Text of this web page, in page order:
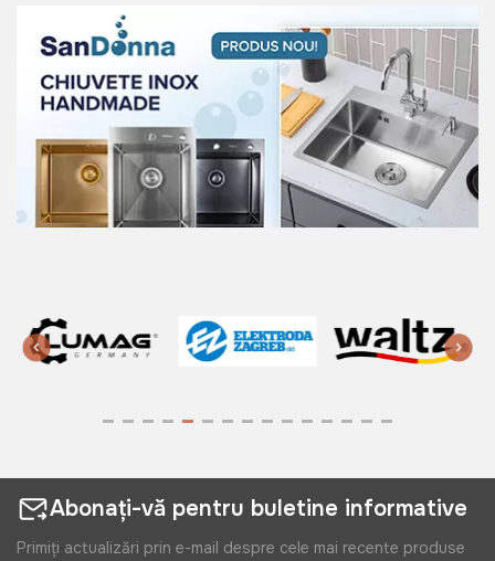
Abonați-vă pentru buletine informative
Primiți actualizări prin e-mail despre cele mai recente produse